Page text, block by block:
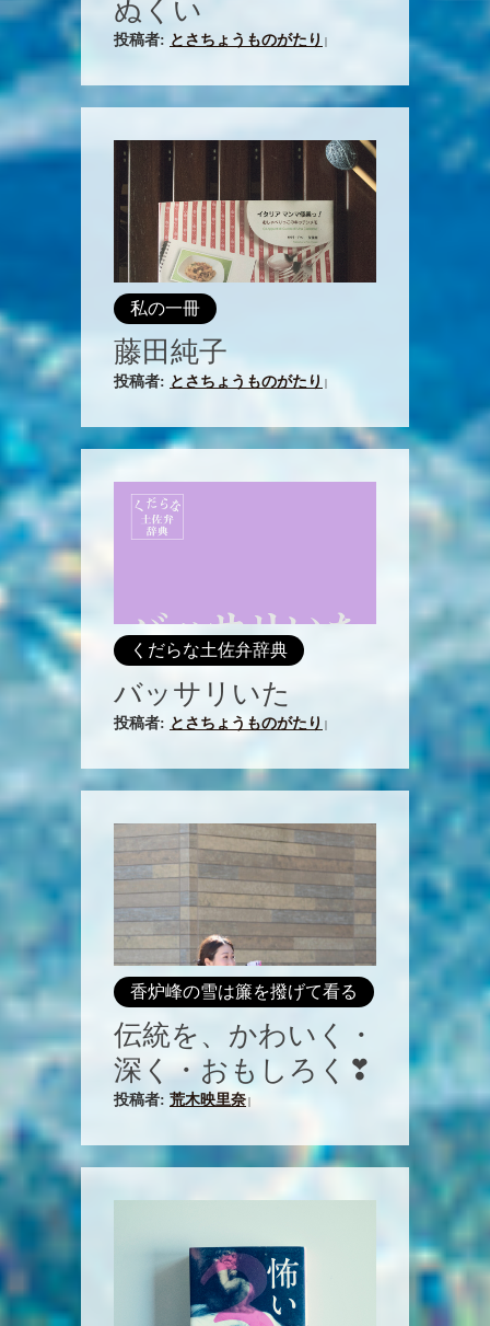
ぬくい
投稿者: とさちょうものがたり
私の一冊
藤田純子
投稿者: とさちょうものがたり
くだらな土佐弁辞典
バッサリいた
投稿者: とさちょうものがたり
香炉峰の雪は簾を撥げて看る
伝統を、かわいく・
深く・おもしろく❣
投稿者: 荒木映里奈